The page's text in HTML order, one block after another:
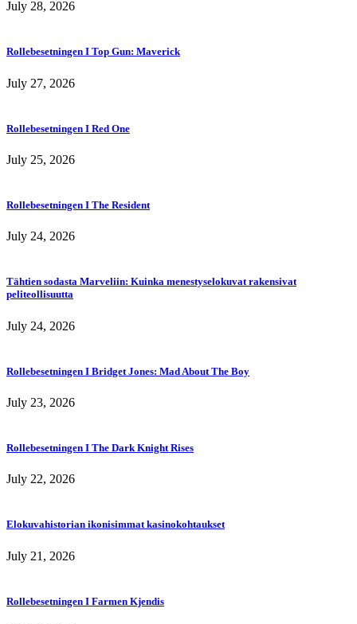
July 28, 2026
Rollebesetningen I Top Gun: Maverick
July 27, 2026
Rollebesetningen I Red One
July 25, 2026
Rollebesetningen I The Resident
July 24, 2026
Tähtien sodasta Marveliin: Kuinka menestyselokuvat rakensivat
peliteollisuutta
July 24, 2026
Rollebesetningen I Bridget Jones: Mad About The Boy
July 23, 2026
Rollebesetningen I The Dark Knight Rises
July 22, 2026
Elokuvahistorian ikonisimmat kasinokohtaukset
July 21, 2026
Rollebesetningen I Farmen Kjendis